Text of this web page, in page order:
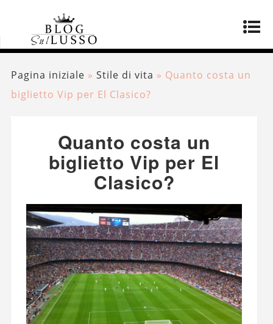
Pagina iniziale » Stile di vita » Quanto costa un
biglietto Vip per El Clasico?
Quanto costa un
biglietto Vip per El
Clasico?